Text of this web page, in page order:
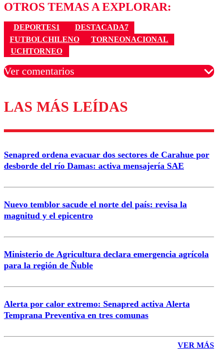
OTROS TEMAS A EXPLORAR:
DEPORTES1
DESTACADA7
FUTBOLCHILENO
TORNEONACIONAL
UCHTORNEO
Ver comentarios
Los comentarios son moderados para garantizar un
diálogo respetuoso.
Correo
LAS MÁS LEÍDAS
Senapred ordena evacuar dos sectores de Carahue por
desborde del río Damas: activa mensajería SAE
Nuevo temblor sacude el norte del país: revisa la
magnitud y el epicentro
Ministerio de Agricultura declara emergencia agrícola
para la región de Ñuble
Alerta por calor extremo: Senapred activa Alerta
Temprana Preventiva en tres comunas
VER MÁS